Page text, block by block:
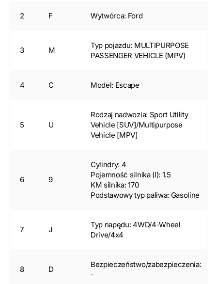
2 F Wytwórca: Ford
3 M
Typ pojazdu: MULTIPURPOSE
PASSENGER VEHICLE (MPV)
4 C Model: Escape
5 U
Rodzaj nadwozia: Sport Utility
Vehicle [SUV]/Multipurpose
Vehicle [MPV]
6 9
Cylindry: 4
Pojemność silnika (l): 1.5
KM silnika: 170
Podstawowy typ paliwa: Gasoline
7 J
Typ napędu: 4WD/4-Wheel
Drive/4x4
8 D
Bezpieczeństwo/zabezpieczenia:
-